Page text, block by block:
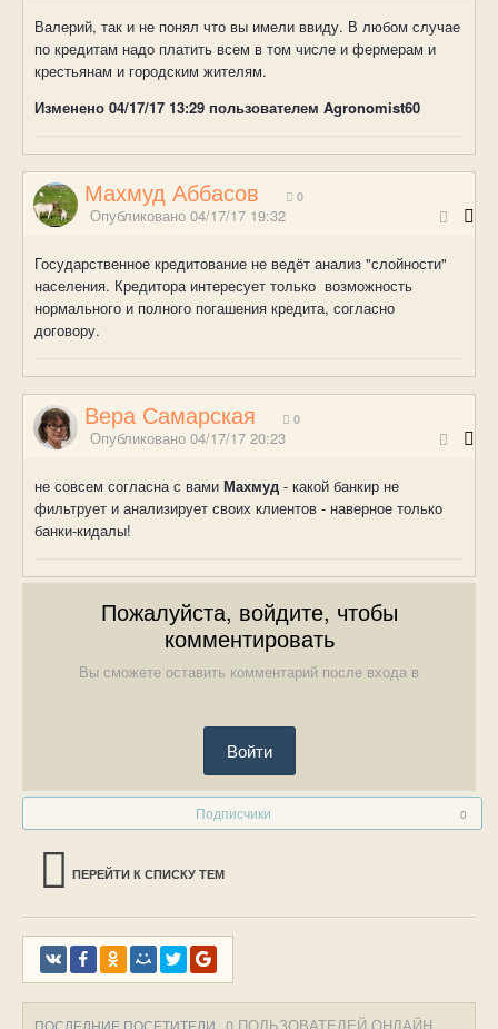
Валерий, так и не понял что вы имели ввиду. В любом случае
по кредитам надо платить всем в том числе и фермерам и
крестьянам и городским жителям.
Изменено 04/17/17 13:29 пользователем Agronomist60
Махмуд Аббасов 0
Опубликовано 04/17/17 19:32
Государственное кредитование не ведёт анализ "слойности"
населения. Кредитора интересует только возможность
нормального и полного погашения кредита, согласно
договору.
Вера Самарская 0
Опубликовано 04/17/17 20:23
не совсем согласна с вами Махмуд - какой банкир не
фильтрует и анализирует своих клиентов - наверное только
банки-кидалы!
Пожалуйста, войдите, чтобы
комментировать
Вы сможете оставить комментарий после входа в
Войти
Подписчики 0
ПЕРЕЙТИ К СПИСКУ ТЕМ
ПОСЛЕДНИЕ ПОСЕТИТЕЛИ